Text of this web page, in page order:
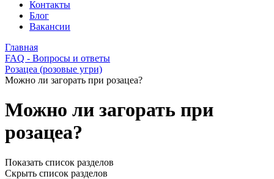
Контакты
Блог
Вакансии
Главная
FAQ - Вопросы и ответы
Розацеа (розовые угри)
Можно ли загорать при розацеа?
Можно ли загорать при
розацеа?
Показать список разделов
Скрыть список разделов